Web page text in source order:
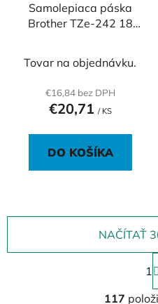
Samolepiaca páska
Brother TZe-242 18
Tovar na objednávku.
€16,84 bez DPH
€20,71 / KS
DO KOŠÍKA
NAČÍTAŤ
1
117